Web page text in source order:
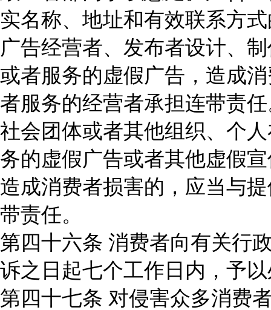
实名称、地址和有效联系方
广告经营者、发布者设计、
或者服务的虚假广告，造成
者服务的经营者承担连带责
社会团体或者其他组织、个
务的虚假广告或者其他虚假
造成消费者损害的，应当与
带责任。
第四十六条 消费者向有关行
诉之日起七个工作日内，予
第四十七条 对侵害众多消费